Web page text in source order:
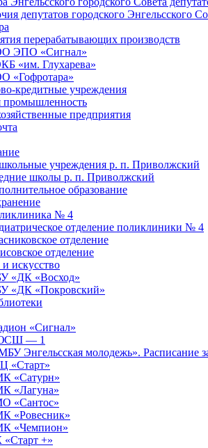
депутатов городского Энгельсского
перерабатывающих производств
ЭПО «Сигнал»
«им. Глухарева»
«Гофротара»
кредитные учреждения
предприятия
учреждения р. п. Приволжский
школы р. п. Приволжский
образование
№ 4
отделение поликлиники № 4
отделение
отделение
и искусство
«ДК «Восход»
«ДК «Покровский»
«Сигнал»
— 1
Энгельсская молодежь». Расписание
«Старт»
«Сатурн»
«Лагуна»
«Сантос»
«Ровесник»
«Чемпион»
+»